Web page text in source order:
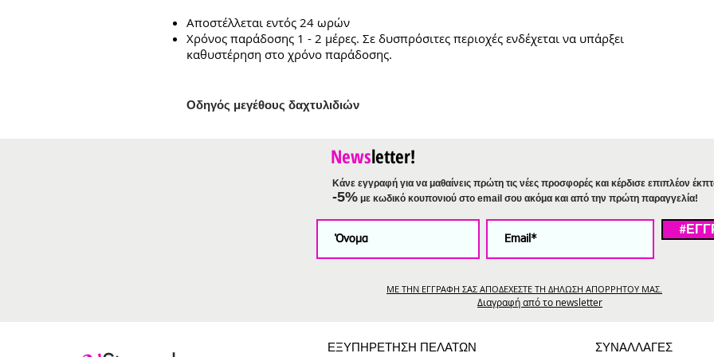
Αποστέλλεται εντός 24 ωρών
Χρόνος παράδοσης 1 - 2 μέρες. Σε δυσπρόσιτες περιοχές ενδέχεται να υπάρξει
καθυστέρηση στο χρόνο παράδοσης.
Οδηγός μεγέθους δαχτυλιδιών
Newsletter!
Κάνε εγγραφή για να μαθαίνεις πρώτη τις νέες προσφορές και κέρδισε επιπλέον
-5% με κωδικό κουπονιού στο email σου ακόμα και από την πρώτη παραγγελία!
ΜΕ ΤΗΝ ΕΓΓΡΑΦΗ ΣΑΣ ΑΠΟΔΕΧΕΣΤΕ ΤΗ ΔΗΛΩΣΗ ΑΠΟΡΡΗΤΟΥ ΜΑΣ.
Διαγραφή από το newsletter
ΕΞΥΠΗΡΕΤΗΣΗ ΠΕΛΑΤΩΝ ΣΥΝΑΛΛΑΓΕΣ